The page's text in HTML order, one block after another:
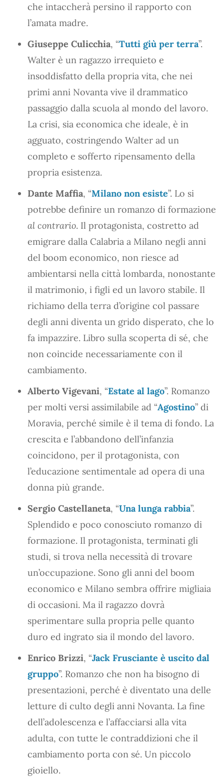
che intaccherà persino il rapporto con
l’amata madre.
Giuseppe Culicchia, “Tutti giù per terra”.
Walter è un ragazzo irrequieto e
insoddisfatto della propria vita, che nei
primi anni Novanta vive il drammatico
passaggio dalla scuola al mondo del lavoro.
La crisi, sia economica che ideale, è in
agguato, costringendo Walter ad un
completo e sofferto ripensamento della
propria esistenza.
Dante Maffia, “Milano non esiste”. Lo si
potrebbe definire un romanzo di formazione
al contrario. Il protagonista, costretto ad
emigrare dalla Calabria a Milano negli anni
del boom economico, non riesce ad
ambientarsi nella città lombarda, nonostante
il matrimonio, i figli ed un lavoro stabile. Il
richiamo della terra d’origine col passare
degli anni diventa un grido disperato, che lo
fa impazzire. Libro sulla scoperta di sé, che
non coincide necessariamente con il
cambiamento.
Alberto Vigevani, “Estate al lago”. Romanzo
per molti versi assimilabile ad “Agostino” di
Moravia, perché simile è il tema di fondo. La
crescita e l’abbandono dell’infanzia
coincidono, per il protagonista, con
l’educazione sentimentale ad opera di una
donna più grande.
Sergio Castellaneta, “Una lunga rabbia”.
Splendido e poco conosciuto romanzo di
formazione. Il protagonista, terminati gli
studi, si trova nella necessità di trovare
un’occupazione. Sono gli anni del boom
economico e Milano sembra offrire migliaia
di occasioni. Ma il ragazzo dovrà
sperimentare sulla propria pelle quanto
duro ed ingrato sia il mondo del lavoro.
Enrico Brizzi, “Jack Frusciante è uscito dal
gruppo”. Romanzo che non ha bisogno di
presentazioni, perché è diventato una delle
letture di culto degli anni Novanta. La fine
dell’adolescenza e l’affacciarsi alla vita
adulta, con tutte le contraddizioni che il
cambiamento porta con sé. Un piccolo
gioiello.